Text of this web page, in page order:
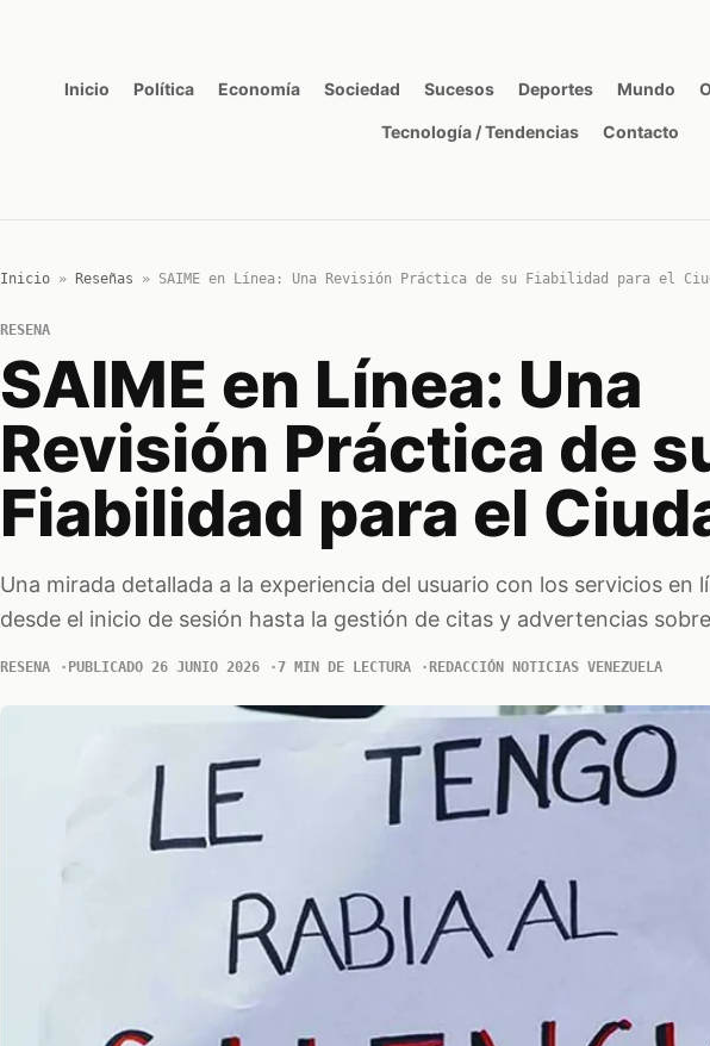
Inicio Política Economía Sociedad Sucesos Deportes Mundo
Tecnología / Tendencias Contacto
Inicio» Reseñas » SAIME en Línea: Una Revisión Práctica de su Fiabilidad para el
RESENA
SAIME en Línea: Una
Revisión Práctica de
Fiabilidad para el
Una mirada detallada a la experiencia del usuario con los servicios en
desde el inicio de sesión hasta la gestión de citas y advertencias
RESENA PUBLICADO 26 JUNIO 2026 7 MIN DE LECTURA REDACCIÓN NOTICIAS VENEZUELA